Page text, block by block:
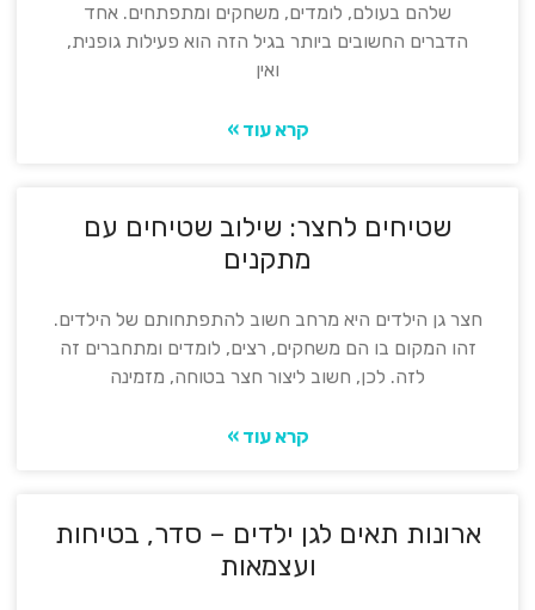
שלהם בעולם, לומדים, משחקים ומתפתחים. אחד
הדברים החשובים ביותר בגיל הזה הוא פעילות גופנית,
ואין
קרא עוד »
שטיחים לחצר: שילוב שטיחים עם
מתקנים
חצר גן הילדים היא מרחב חשוב להתפתחותם של הילדים.
זהו המקום בו הם משחקים, רצים, לומדים ומתחברים זה
לזה. לכן, חשוב ליצור חצר בטוחה, מזמינה
קרא עוד »
ארונות תאים לגן ילדים – סדר, בטיחות
ועצמאות